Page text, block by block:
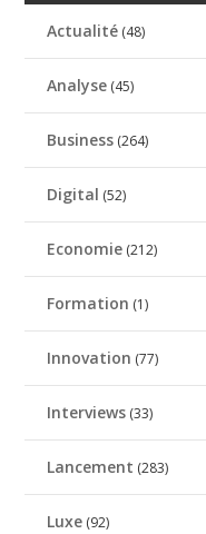
Actualité (48)
Analyse (45)
Business (264)
Digital (52)
Economie (212)
Formation (1)
Innovation (77)
Interviews (33)
Lancement (283)
Luxe (92)